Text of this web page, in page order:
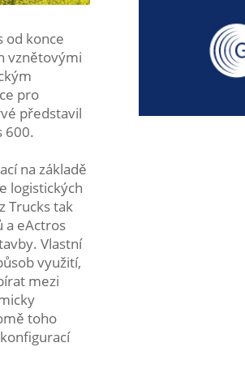
od konce
vznětovými
pro
představil
600.
na základě
logistických
Trucks tak
a eActros
Vlastní
využití,
mezi
toho